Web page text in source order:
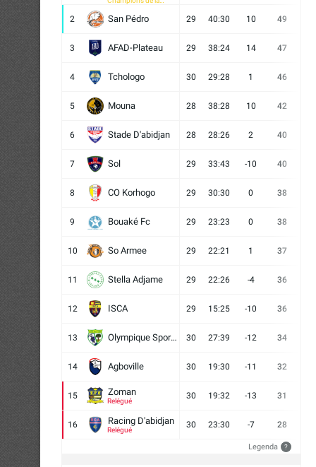
2 San Pédro 29 40:30 10 49
3 AFAD-Plateau 29 38:24 14 47
4 Tchologo 30 29:28 1 46
5 Mouna 28 38:28 10 42
6 Stade D'abidjan 28 28:26 2 40
7 Sol 29 33:43 -10 40
8 CO Korhogo 29 30:30 0 38
9 Bouaké Fc 29 23:23 0 38
10 So Armee 29 22:21 1 37
11 Stella Adjame 29 22:26 -4 36
12 ISCA 29 15:25 -10 36
13 Olympique Sport d'Abobo FC 30 27:39 -12 34
14 Agboville 30 19:30 -11 32
15 Zoman
Relégué
30 19:32 -13 31
16 Racing D'abidjan
Relégué
30 23:30 -7 28
Legenda ?